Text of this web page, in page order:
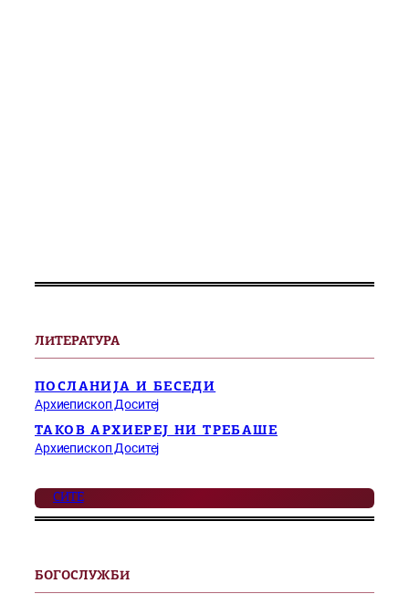
ЛИТЕРАТУРА
ПОСЛАНИЈА И БЕСЕДИ
Архиепископ Доситеј
ТАКОВ АРХИЕРЕЈ НИ ТРЕБАШЕ
Архиепископ Доситеј
СИТЕ
БОГОСЛУЖБИ